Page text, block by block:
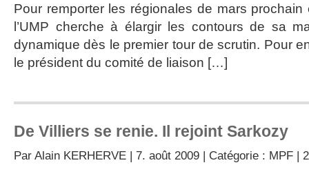
Pour remporter les régionales de mars
l’UMP cherche à élargir les contours de sa
dynamique dès le premier tour de scrutin. Pour
le président du comité de liaison […]
De Villiers se renie. Il rejoint Sarkozy
Par Alain KERHERVE | 7. août 2009 | Catégorie : MPF |